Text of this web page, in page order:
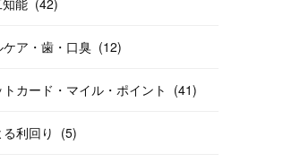
能 (42)
ケア・歯・口臭 (12)
カード・マイル・ポイント (41)
利回り (5)